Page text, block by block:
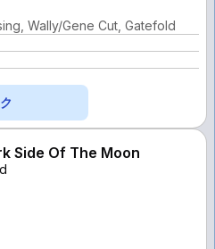
Wally/Gene Cut, Gatefold
Side Of The Moon